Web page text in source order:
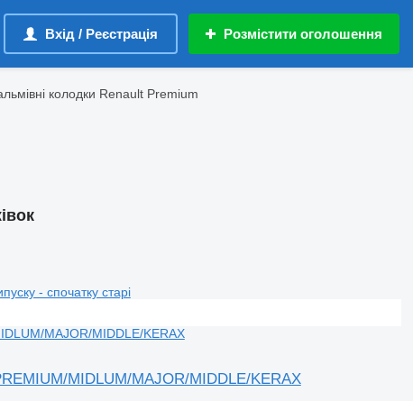
Вхід / Реєстрація Розмістити оголошення
колодки Renault Premium
- спочатку старі
MIDLUM/MAJOR/MIDDLE/KERAX